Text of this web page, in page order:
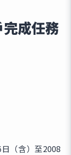
成任務
（含）至2008